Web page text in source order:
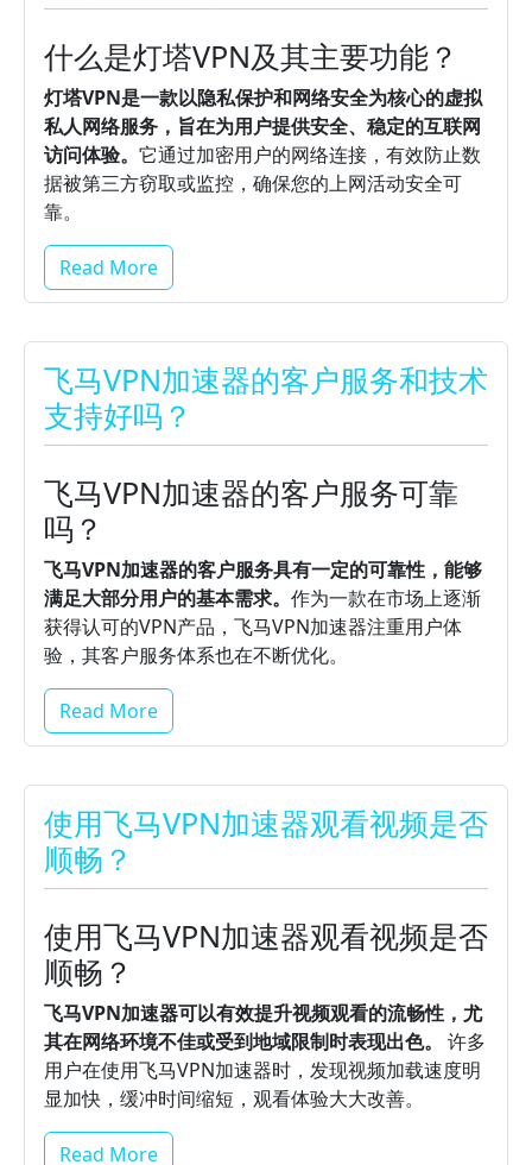
什么是灯塔VPN及其主要功能？
灯塔VPN是一款以隐私保护和网络安全为核心的虚拟
私人网络服务，旨在为用户提供安全、稳定的互联网
访问体验。 它通过加密用户的网络连接，有效防止数
据被第三方窃取或监控，确保您的上网活动安全可
靠。
Read More
飞马VPN加速器的客户服务和技术
支持好吗？
飞马VPN加速器的客户服务可靠
吗？
飞马VPN加速器的客户服务具有一定的可靠性，能够
满足大部分用户的基本需求。 作为一款在市场上逐渐
获得认可的VPN产品，飞马VPN加速器注重用户体
验，其客户服务体系也在不断优化。
Read More
使用飞马VPN加速器观看视频是否
顺畅？
使用飞马VPN加速器观看视频是否
顺畅？
飞马VPN加速器可以有效提升视频观看的流畅性，尤
其在网络环境不佳或受到地域限制时表现出色。
许多
用户在使用飞马VPN加速器时，发现视频加载速度明
显加快，缓冲时间缩短，观看体验大大改善。
Read More